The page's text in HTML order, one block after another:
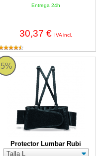
Entrega 24h
30,37 € IVA incl.
hebilla 1388-CAH
5%
Protector Lumbar Rubi
Lumbar Rubi